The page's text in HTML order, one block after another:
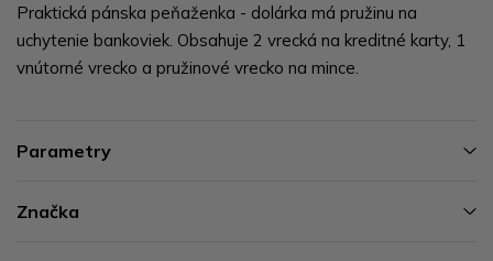
Praktická pánska peňaženka - dolárka má pružinu na
uchytenie bankoviek. Obsahuje 2 vrecká na kreditné karty, 1
vnútorné vrecko a pružinové vrecko na mince.
Parametry
Značka